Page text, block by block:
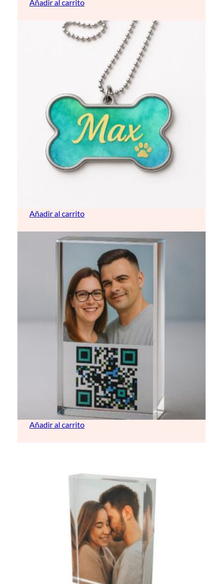
Añadir al carrito
Añadir al carrito
Cubo de cristal con QR personalizado
Añadir al carrito